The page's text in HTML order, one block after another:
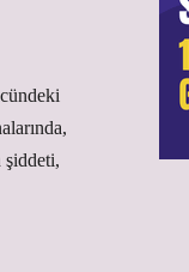
şiddeti,